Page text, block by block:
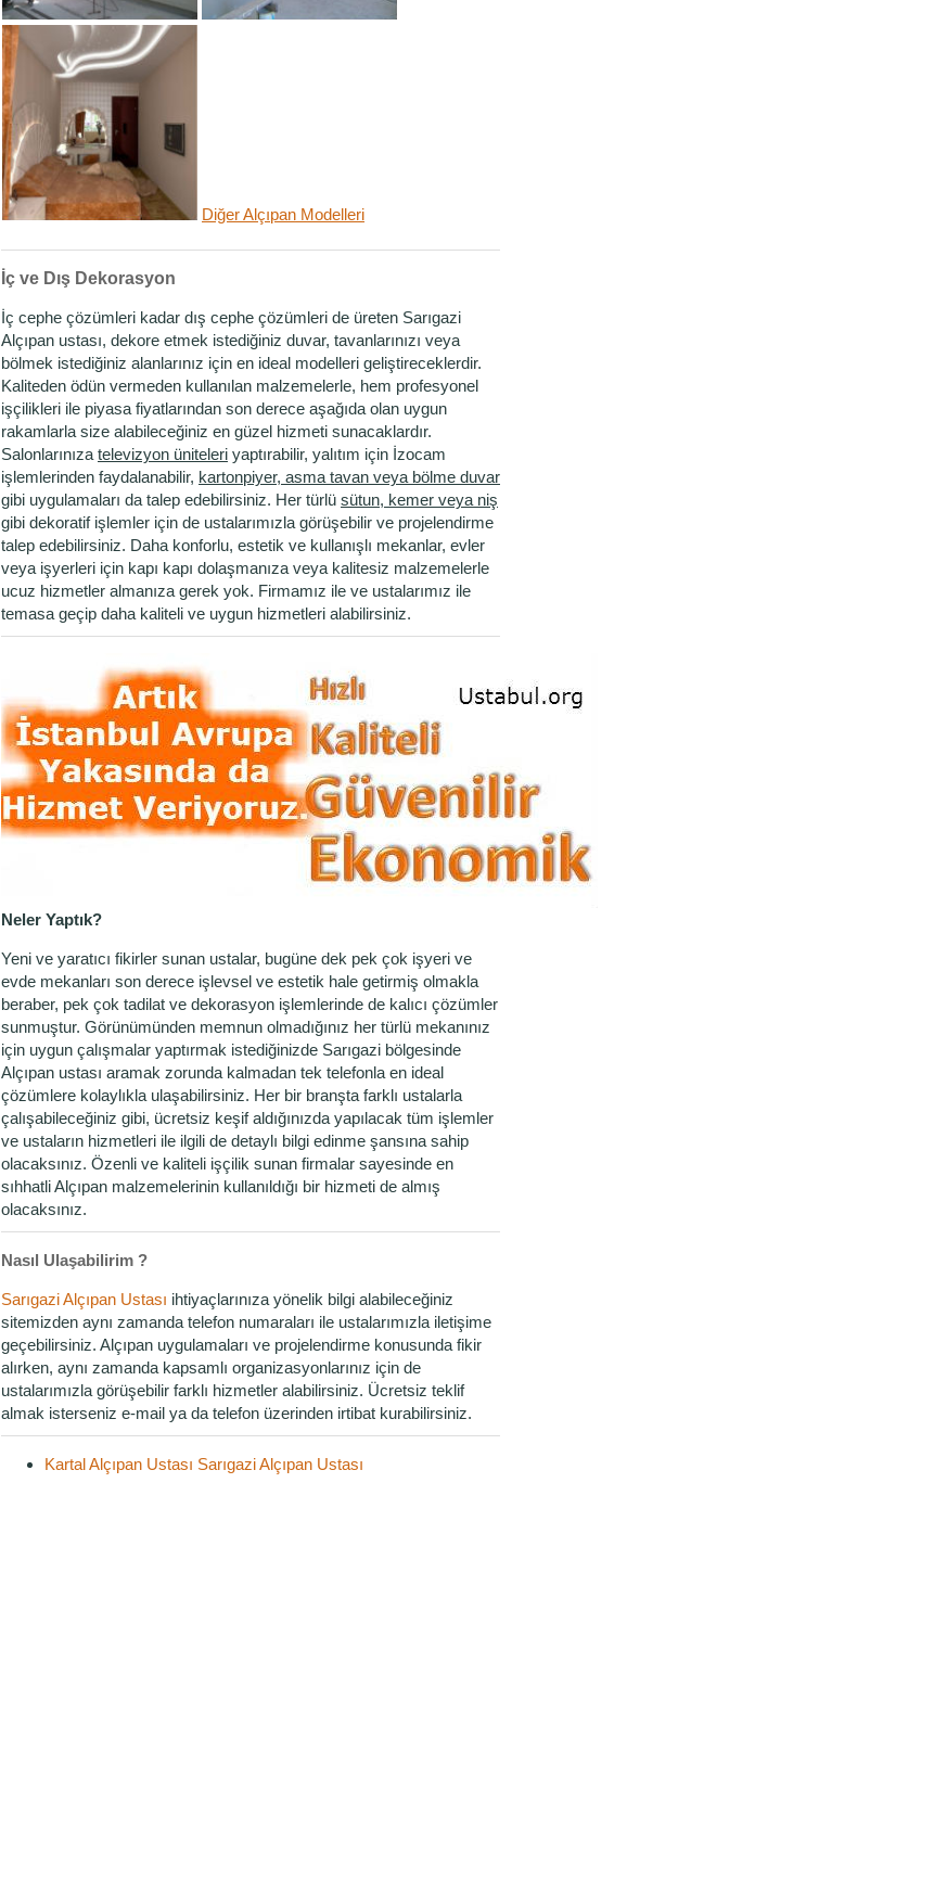
Diğer Alçıpan Modelleri
İç ve Dış Dekorasyon
İç cephe çözümleri kadar dış cephe çözümleri de üreten Sarıgazi
Alçıpan ustası, dekore etmek istediğiniz duvar, tavanlarınızı veya
bölmek istediğiniz alanlarınız için en ideal modelleri geliştireceklerdir.
Kaliteden ödün vermeden kullanılan malzemelerle, hem profesyonel
işçilikleri ile piyasa fiyatlarından son derece aşağıda olan uygun
rakamlarla size alabileceğiniz en güzel hizmeti sunacaklardır.
Salonlarınıza televizyon üniteleri yaptırabilir, yalıtım için İzocam
işlemlerinden faydalanabilir, kartonpiyer, asma tavan veya bölme duvar
gibi uygulamaları da talep edebilirsiniz. Her türlü sütun, kemer veya niş
gibi dekoratif işlemler için de ustalarımızla görüşebilir ve projelendirme
talep edebilirsiniz. Daha konforlu, estetik ve kullanışlı mekanlar, evler
veya işyerleri için kapı kapı dolaşmanıza veya kalitesiz malzemelerle
ucuz hizmetler almanıza gerek yok. Firmamız ile ve ustalarımız ile
temasa geçip daha kaliteli ve uygun hizmetleri alabilirsiniz.
Neler Yaptık?
Yeni ve yaratıcı fikirler sunan ustalar, bugüne dek pek çok işyeri ve
evde mekanları son derece işlevsel ve estetik hale getirmiş olmakla
beraber, pek çok tadilat ve dekorasyon işlemlerinde de kalıcı çözümler
sunmuştur. Görünümünden memnun olmadığınız her türlü mekanınız
için uygun çalışmalar yaptırmak istediğinizde Sarıgazi bölgesinde
Alçıpan ustası aramak zorunda kalmadan tek telefonla en ideal
çözümlere kolaylıkla ulaşabilirsiniz. Her bir branşta farklı ustalarla
çalışabileceğiniz gibi, ücretsiz keşif aldığınızda yapılacak tüm işlemler
ve ustaların hizmetleri ile ilgili de detaylı bilgi edinme şansına sahip
olacaksınız. Özenli ve kaliteli işçilik sunan firmalar sayesinde en
sıhhatli Alçıpan malzemelerinin kullanıldığı bir hizmeti de almış
olacaksınız.
Nasıl Ulaşabilirim ?
Sarıgazi Alçıpan Ustası ihtiyaçlarınıza yönelik bilgi alabileceğiniz
sitemizden aynı zamanda telefon numaraları ile ustalarımızla iletişime
geçebilirsiniz. Alçıpan uygulamaları ve projelendirme konusunda fikir
alırken, aynı zamanda kapsamlı organizasyonlarınız için de
ustalarımızla görüşebilir farklı hizmetler alabilirsiniz. Ücretsiz teklif
almak isterseniz e-mail ya da telefon üzerinden irtibat kurabilirsiniz.
Kartal Alçıpan Ustası Sarıgazi Alçıpan Ustası